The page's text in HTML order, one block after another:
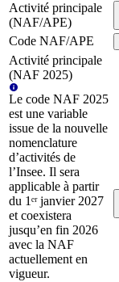
Activité principale
(NAF/APE)
Code NAF/APE
Activité principale
(NAF 2025)
Le code NAF 2025
est une variable
issue de la nouvelle
nomenclature
d’activités de
l’Insee. Il sera
applicable à partir
du 1ᵉʳ janvier 2027
et coexistera
jusqu’en fin 2026
avec la NAF
actuellement en
vigueur.